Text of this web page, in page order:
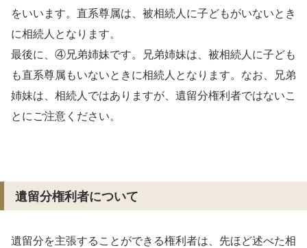
をいいます。直系尊属は、被相続人に子どもがいないとき
に相続人となります。
最後に、④兄弟姉妹です。兄弟姉妹は、被相続人に子ども
も直系尊属もいないときに相続人となります。なお、兄弟
姉妹は、相続人ではありますが、遺留分権利者ではないこ
とにご注意ください。
遺留分権利者について
遺留分を主張することができる権利者は、先ほど述べた相